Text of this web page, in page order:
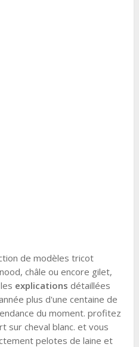
de modèles tricot
châle ou encore gilet,
explications détaillées
plus d'une centaine de
du moment. profitez
sur cheval blanc. et vous
pelotes de laine et